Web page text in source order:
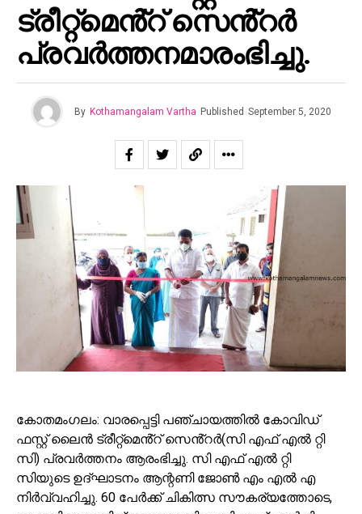
ട്രീറ്റ്മെൻ്റ് സെൻ്റർ
പ്രവർത്തനമാരംഭിച്ചു.
By Kothamangalam Vartha Published September 5, 2020
കോതമംഗലം: വാരപ്പെട്ടി പഞ്ചായത്തിൽ കോവിഡ്
ഫസ്റ്റ് ലൈൻ ട്രീറ്റ്മെൻ്റ് സെൻ്റർ(സി എഫ് എൽ റ്റി
സി) പ്രവർത്തനം ആരംഭിച്ചു. സി എഫ് എൽ റ്റി
സിയുടെ ഉദ്ഘാടനം ആന്റണി ജോൺ എം എൽ എ
നിർവ്വഹിച്ചു. 60 പേർക്ക് ചികിത്സ സൗകര്യത്തോടെ,